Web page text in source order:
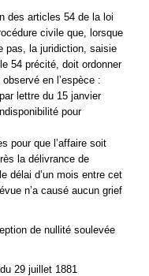
des articles 54 de la loi
civile que, lorsque
pas, la juridiction, saisie
54 précité, doit ordonner
en l’espèce :
lettre du 15 janvier
pour
pour que l’affaire soit
la délivrance de
délai d’un mois entre cet
n’a causé aucun grief
de nullité soulevée
29 juillet 1881